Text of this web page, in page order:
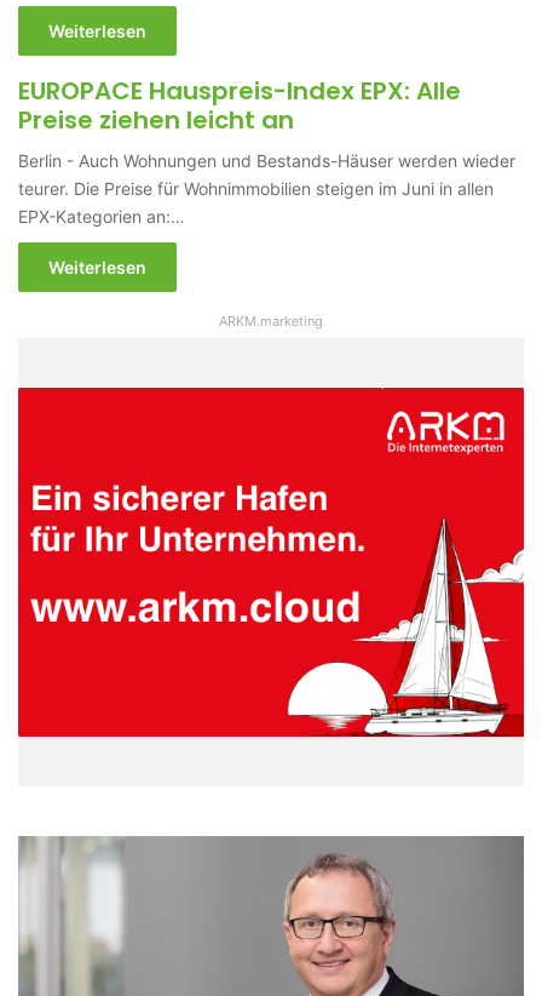
Weiterlesen
EUROPACE Hauspreis-Index EPX: Alle
Preise ziehen leicht an
Berlin - Auch Wohnungen und Bestands-Häuser werden wieder
teurer. Die Preise für Wohnimmobilien steigen im Juni in allen
EPX-Kategorien an:…
Weiterlesen
ARKM.marketing